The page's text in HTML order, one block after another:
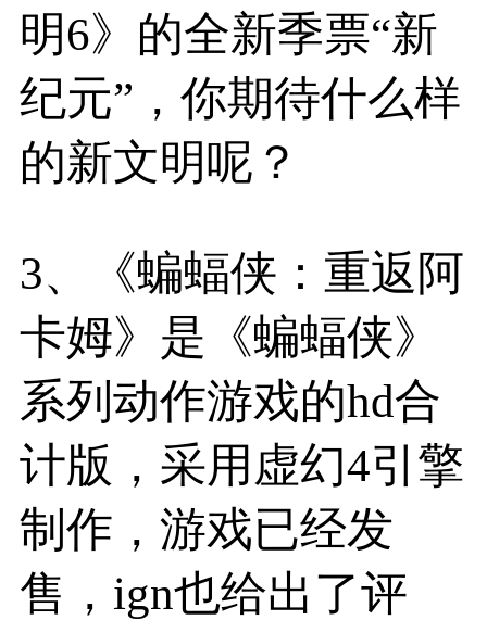
明6》的全新季票“新
纪元”，你期待什么样
的新文明呢？
3、《蝙蝠侠：重返阿
卡姆》是《蝙蝠侠》
系列动作游戏的hd合
计版，采用虚幻4引擎
制作，游戏已经发
售，ign也给出了评